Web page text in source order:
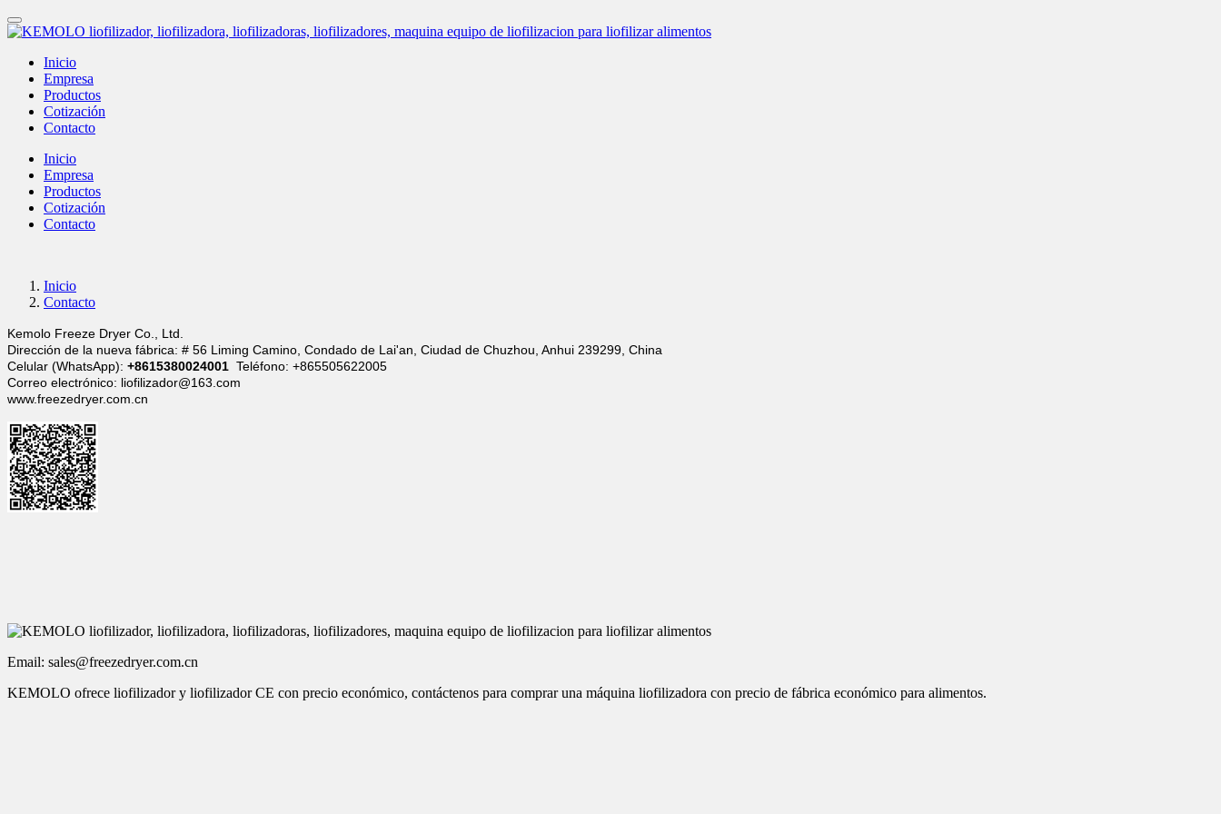
Inicio
Empresa
Productos
Cotización
Contacto
Inicio
Empresa
Productos
Cotización
Contacto
Inicio
Contacto
Kemolo Freeze Dryer Co., Ltd.
Dirección de la nueva fábrica: # 56 Liming Camino, Condado de Lai'an, Ciudad de Chuzhou, Anhui 239299, China
Celular (WhatsApp): +8615380024001 Teléfono: +865505622005
Correo electrónico: liofilizador@163.com
www.freezedryer.com.cn
Email: sales@freezedryer.com.cn
KEMOLO ofrece liofilizador y liofilizador CE con precio económico, contáctenos para comprar una máquina liofilizadora con precio de fábrica económico para alimentos.